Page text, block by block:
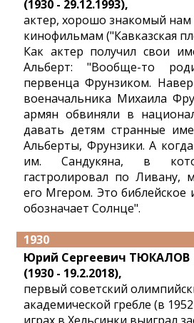
(1930 - 29.12.1993),
актер, хорошо знакомый
кинофильмам ("Кавказская
Как актер получил свои
Альберт: "Вообще-то
первенца Фрунзиком.
военачальника Михаила
армян обвиняли в
давать детям странные
Альберты, Фрунзики. А
им. Сандукяна, в
гастролировал по Ливану,
его Мгером. Это
обозначает Солнце".
1930
Юрий Сергеевич ТЮКАЛОВ
(1930 - 19.2.2018),
первый советский
академической гребле (в